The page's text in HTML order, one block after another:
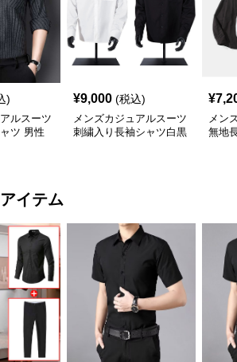
)
ルスーツ
ツ 男性
¥9,000 (税込)
メンズカジュアルスーツ
刺繍入り長袖シャツ白黒
¥
メン
無地
イテム